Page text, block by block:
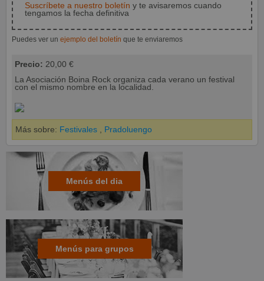
Suscríbete a nuestro boletín y te avisaremos cuando
tengamos la fecha definitiva
Puedes ver un ejemplo del boletín que te enviaremos
Precio: 20,00 €
La Asociación Boina Rock organiza cada verano un festival
con el mismo nombre en la localidad.
Más sobre: Festivales Pradoluengo
Menús del dia
Menús para grupos